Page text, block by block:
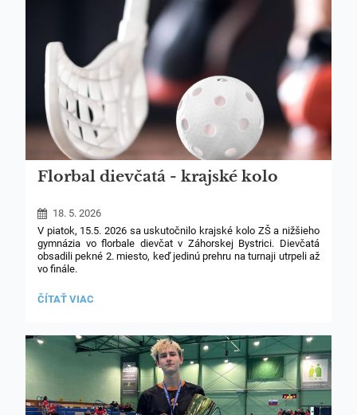
Florbal dievčatá - krajské kolo
18. 5. 2026
V piatok, 15.5. 2026 sa uskutočnilo krajské kolo ZŠ a nižšieho
gymnázia vo florbale dievčat v Záhorskej Bystrici. Dievčatá
obsadili pekné 2. miesto, keď jedinú prehru na turnaji utrpeli až
vo finále.
Blahoželáme!
FLORBAL
KRAJSKÉ
KOLO:
ČÍTAŤ VIAC